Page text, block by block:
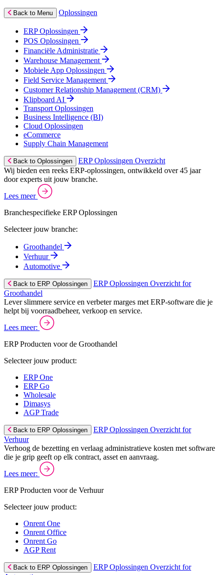
Back to Menu Oplossingen
ERP Oplossingen
POS Oplossingen
Financiële Administratie
Warehouse Management
Mobiele App Oplossingen
Field Service Management
Customer Relationship Management (CRM)
Klipboard AI
Transport Oplossingen
Business Intelligence (BI)
Cloud Oplossingen
eCommerce
Supply Chain Management
Back to Oplossingen
ERP Oplossingen Overzicht
Wij bieden een reeks ERP-oplossingen, ontwikkeld over 45 jaar
door experts uit jouw branche.
Lees meer
Branchespecifieke ERP Oplossingen
Selecteer jouw branche:
Groothandel
Verhuur
Automotive
Back to ERP Oplossingen
ERP Oplossingen Overzicht for
Groothandel
Lever slimmere service en verbeter marges met ERP-software die je
helpt bij voorraadbeheer, verkoop en service.
Lees meer:
ERP Producten voor de Groothandel
Selecteer jouw product:
ERP One
ERP Go
Wholesale
Dimasys
AGP Trade
Back to ERP Oplossingen
ERP Oplossingen Overzicht for
Verhuur
Verhoog de bezetting en verlaag administratieve kosten met software
die je grip geeft op elk contract, asset en aanvraag.
Lees meer:
ERP Producten voor de Verhuur
Selecteer jouw product:
Onrent One
Onrent Office
Onrent Go
AGP Rent
Back to ERP Oplossingen
ERP Oplossingen Overzicht for